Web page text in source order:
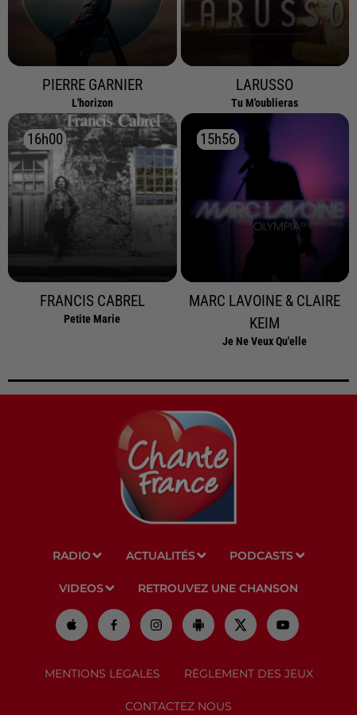
PIERRE GARNIER
L'horizon
LARUSSO
Tu M'oublieras
16h00
16h00
FRANCIS CABREL
Petite Marie
15h56
15h56
MARC LAVOINE & CLAIRE
KEIM
Je Ne Veux Qu'elle
RADIO ACTUALITÉS PODCASTS
VIDEOS RETROUVEZ UNE CHANSON
MENTIONS LEGALES RÈGLEMENT DES JEUX
CONTACTEZ NOUS